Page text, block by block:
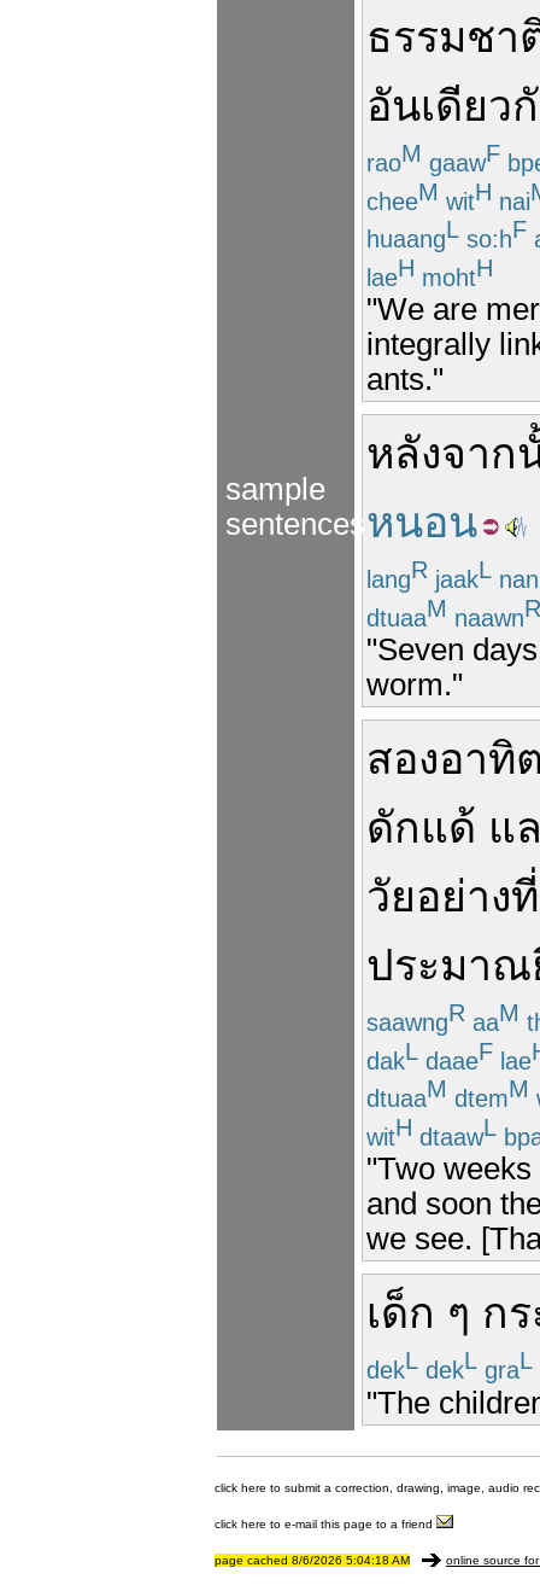
sample
sentences
ธรรมชา
อันเดียว
raoM gaawF
cheeM witH nai
huaangL so:hF
laeH mohtH
"We are
integrally
ants."
หลังจาก
หนอน
langR jaakL nan
dtuaaM naawnR
"Seven
worm."
สองอาทิ
ดักแด้ แ
วัยอย่างที่
ประมาณ
saawngR aaM
dakL daaeF lae
dtuaaM dtemM
witH dtaawL
"Two
and soon
we see.
เด็ก ๆ ก
dekL dekL graL
"The
click here to submit a correction, drawing, image, audio
click here to e-mail this page to a friend
page cached 8/6/2026 5:04:18 AM online source